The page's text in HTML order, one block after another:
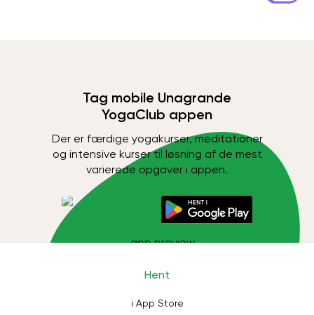
Tag mobile Unagrande
YogaClub appen
Der er færdige yogakurser, meditationer
og intensive kurser til løsning af de mest
varierede opgaver i appen.
Hent
i App Store